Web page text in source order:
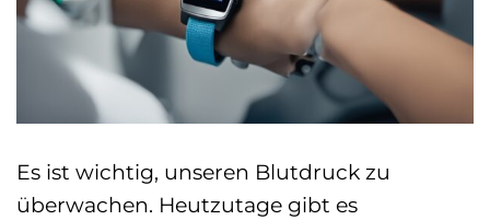
Es ist wichtig, unseren Blutdruck zu
überwachen. Heutzutage gibt es